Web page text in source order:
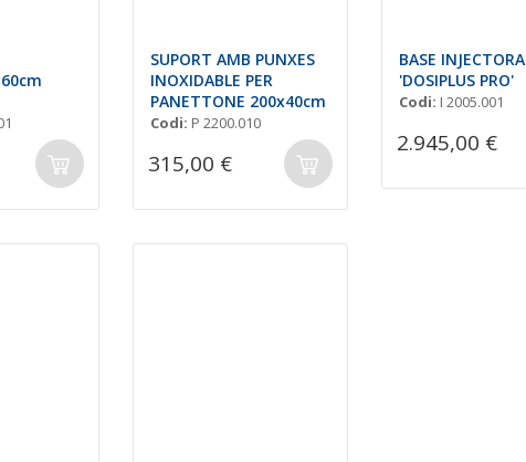
SUPORT AMB PUNXES
INOXIDABLE PER
PANETTONE 200x40cm
Codi: P 2200.010
315,00 €
BASE INJECTORA
'DOSIPLUS PRO'
Codi: I 2005.001
2.945,00 €